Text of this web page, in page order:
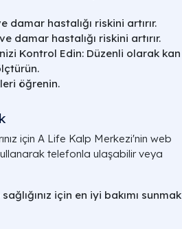
hastalığı riskini artırır.
damar hastalığı riskini artırır.
Kontrol Edin: Düzenli olarak kan
öğrenin.
için A Life Kalp Merkezi'nin web
telefonla ulaşabilir veya
için en iyi bakımı sunmak